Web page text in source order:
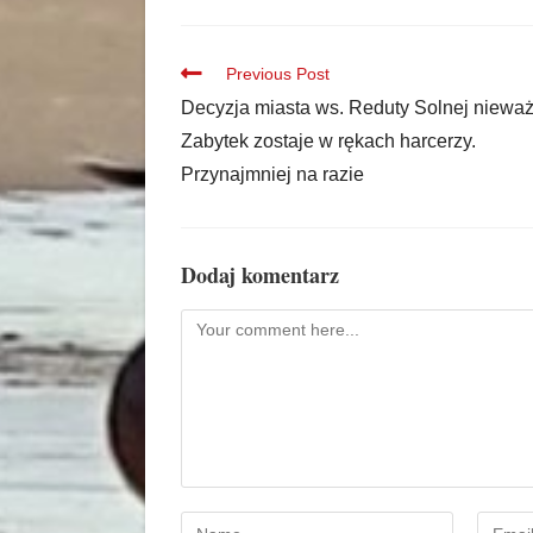
Previous Post
Decyzja miasta ws. Reduty Solnej
Zabytek zostaje w rękach harcerzy.
Przynajmniej na razie
Dodaj komentarz